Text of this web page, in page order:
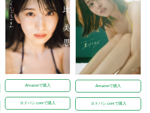
Amazonで購入
ヨドバシ.comで購入
Amazonで購入
ヨドバシ.comで購入